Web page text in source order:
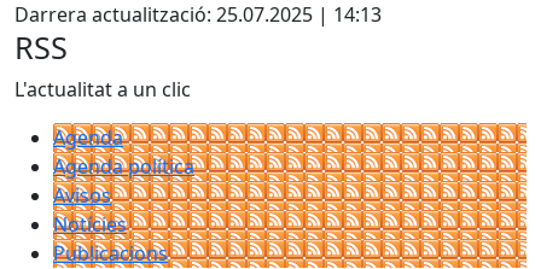
Darrera actualització: 25.07.2025 | 14:13
RSS
L'actualitat a un clic
Agenda
Agenda política
Avisos
Notícies
Publicacions